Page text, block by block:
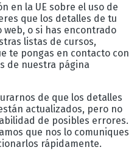
en la UE sobre el uso de
que los detalles de tu
o si has encontrado
listas de cursos,
te pongas en contacto con
de nuestra página
de que los detalles
actualizados, pero no
de posibles errores.
que nos lo comuniques
rápidamente.